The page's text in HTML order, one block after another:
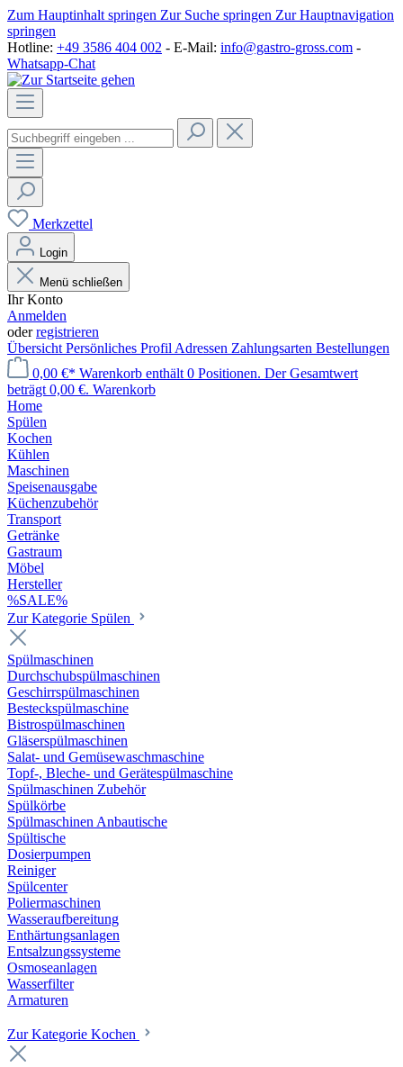
Zum Hauptinhalt springen Zur Suche springen Zur Hauptnavigation
springen
Hotline: +49 3586 404 002 - E-Mail: info@gastro-gross.com -
Whatsapp-Chat
Merkzettel
Login
Menü schließen
Ihr Konto
Anmelden
oderregistrieren
Übersicht Persönliches Profil Adressen Zahlungsarten Bestellungen
0,00 €* Warenkorb enthält 0 Positionen. Der Gesamtwert
beträgt 0,00 €. Warenkorb
Home
Spülen
Kochen
Kühlen
Maschinen
Speisenausgabe
Küchenzubehör
Transport
Getränke
Gastraum
Möbel
Hersteller
%SALE%
Zur Kategorie Spülen
Spülmaschinen
Durchschubspülmaschinen
Geschirrspülmaschinen
Besteckspülmaschine
Bistrospülmaschinen
Gläserspülmaschinen
Salat- und Gemüsewaschmaschine
Topf-, Bleche- und Gerätespülmaschine
Spülmaschinen Zubehör
Spülkörbe
Spülmaschinen Anbautische
Spültische
Dosierpumpen
Reiniger
Spülcenter
Poliermaschinen
Wasseraufbereitung
Enthärtungsanlagen
Entsalzungssysteme
Osmoseanlagen
Wasserfilter
Armaturen
Zur Kategorie Kochen